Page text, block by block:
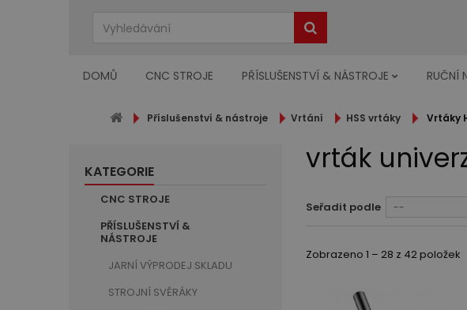
DOMŮ CNC STROJE PŘÍSLUŠENSTVÍ & NÁSTROJE RUČNÍ
Příslušenství & nástroje Vrtání HSS vrtáky Vrtáky
KATEGORIE
CNC STROJE
PŘÍSLUŠENSTVÍ &
NÁSTROJE
JARNÍ VÝPRODEJ SKLADU
STROJNÍ SVĚRÁKY
vrták
Seřadit podle --
Zobrazeno 1 – 28 z 42 položek